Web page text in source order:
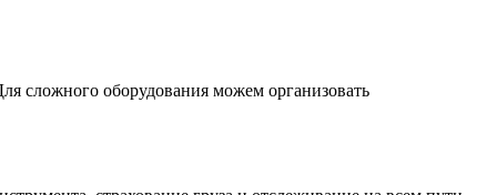
сложного оборудования можем организовать